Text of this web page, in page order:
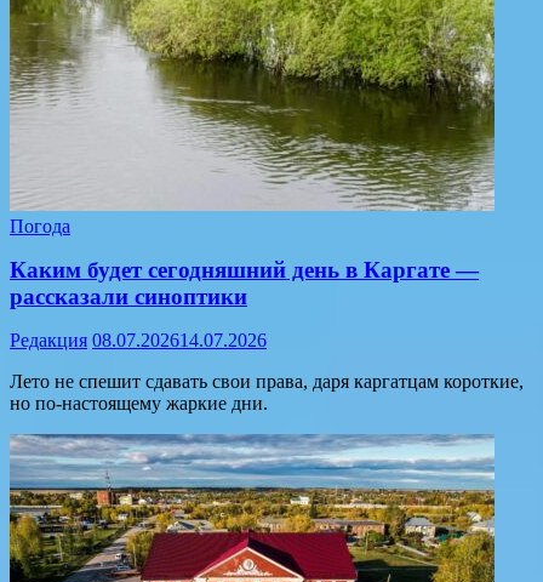
Погода
Каким будет сегодняшний день в Каргате —
рассказали синоптики
Редакция 08.07.202614.07.2026
Лето не спешит сдавать свои права, даря каргатцам короткие,
но по-настоящему жаркие дни.